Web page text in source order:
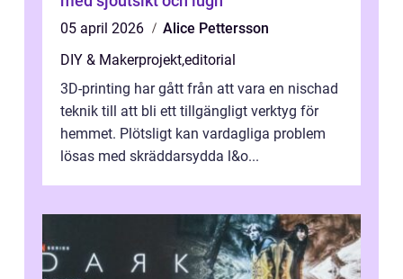
05 april 2026
Alice Pettersson
DIY & Makerprojekt,editorial
3D-printing har gått från att vara en nischad
teknik till att bli ett tillgängligt verktyg för
hemmet. Plötsligt kan vardagliga problem
lösas med skräddarsydda l&o...